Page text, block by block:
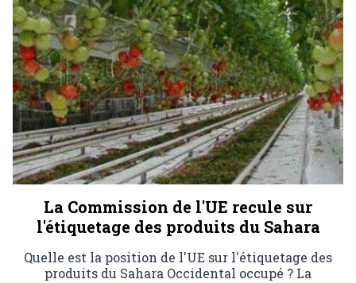
La Commission de l'UE recule sur
l'étiquetage des produits du Sahara
Quelle est la position de l'UE sur l'étiquetage des
produits du Sahara Occidental occupé ? La